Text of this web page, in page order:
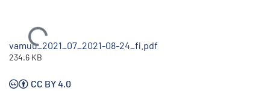
Ladataan...
vamuu_2021_07_2021-08-24_fi.pdf
234.6 KB
CC BY 4.0